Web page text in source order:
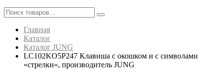
Главная
Каталог
Каталог JUNG
LC102KO5P247 Клавиша с окошком и с символами
«стрелки», производитель JUNG